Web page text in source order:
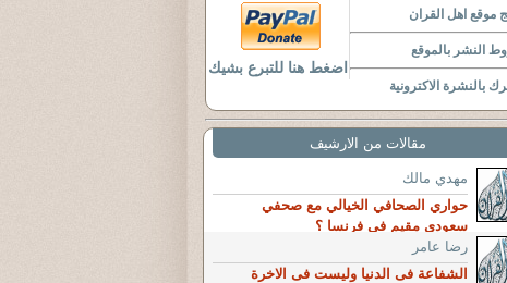
موقع اهل القران
النشر بالموقع
بالنشرة الاكترونية
اضغط هنا للتبرع بشيك
مقالات من الارشيف
مهدي مالك
حواري الصحافي الخيالي مع صحفي
سعودي مقيم في فرنسا ؟
رضا عامر
الشفاعة فى الدنيا وليست فى الاخرة